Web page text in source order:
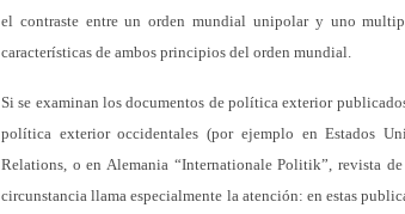
el contraste entre un orden mundial unipolar y uno
características de ambos principios del orden mundial.
Si se examinan los documentos de política exterior
política exterior occidentales (por ejemplo en Estados
Relations, o en Alemania “Internationale Politik”, revista
circunstancia llama especialmente la atención: en estas